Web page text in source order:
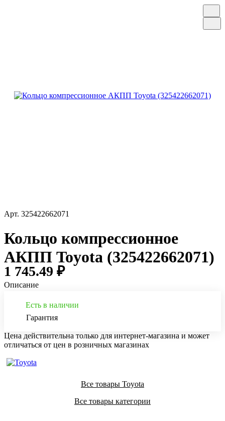
Арт. 325422662071
Кольцо компрессионное
АКПП Toyota (325422662071)
1 745.49 ₽
Описание
Есть в наличии
Гарантия
Цена действительна только для интернет-магазина и может
отличаться от цен в розничных магазинах
Все товары Toyota
Все товары категории